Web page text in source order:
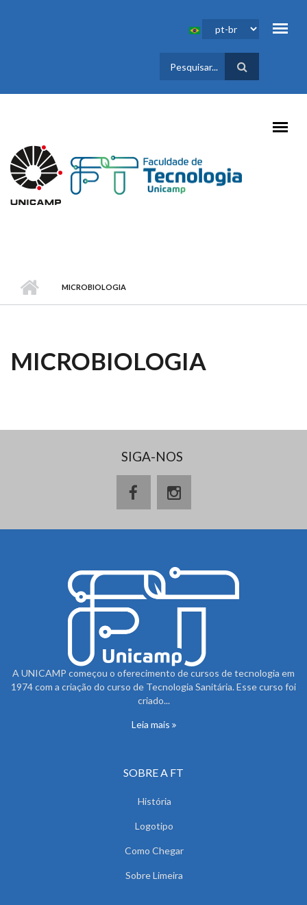
FORMULÁRIO
DE BUSCA
MICROBIOLOGIA
MICROBIOLOGIA
SIGA-NOS
A UNICAMP começou o oferecimento de cursos de tecnologia em
1974 com a criação do curso de Tecnologia Sanitária. Esse curso foi
criado...
Leia mais
SOBRE A FT
História
Logotipo
Como Chegar
Sobre Limeira